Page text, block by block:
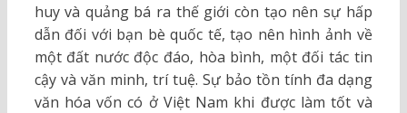
huy và quảng bá ra thế giới còn tạo nên sự hấp
dẫn đối với bạn bè quốc tế, tạo nên hình ảnh về
một đất nước độc đáo, hòa bình, một đối tác tin
cậy và văn minh, trí tuệ. Sự bảo tồn tính đa dạng
văn hóa vốn có ở Việt Nam khi được làm tốt và